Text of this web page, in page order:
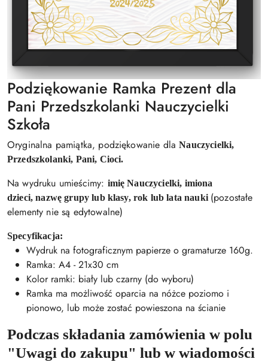
Podziękowanie Ramka Prezent dla
Pani Przedszkolanki Nauczycielki
Szkoła
Oryginalna pamiątka, podziękowanie dlaNauczycielki,
Przedszkolanki, Pani, Cioci.
Na wydruku umieścimy: imię Nauczycielki, imiona
dzieci,nazwę grupy lub klasy, rok lub lata nauki (pozostałe
elementy nie są edytowalne)
Specyfikacja:
Wydruk na fotograficznym papierze o gramaturze 160g.
Ramka: A4 - 21x30 cm
Kolor ramki: biały lub czarny (do wyboru)
Ramka ma możliwość oparcia na nóżce poziomo i
pionowo, lub może zostać powieszona na ścianie
Podczas składania zamówienia w polu
"Uwagi do zakupu" lub w wiadomości